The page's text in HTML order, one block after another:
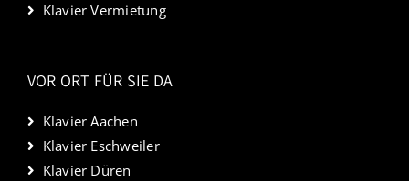
Klavier Vermietung
VOR ORT FÜR SIE DA
Klavier Aachen
Klavier Eschweiler
Klavier Düren